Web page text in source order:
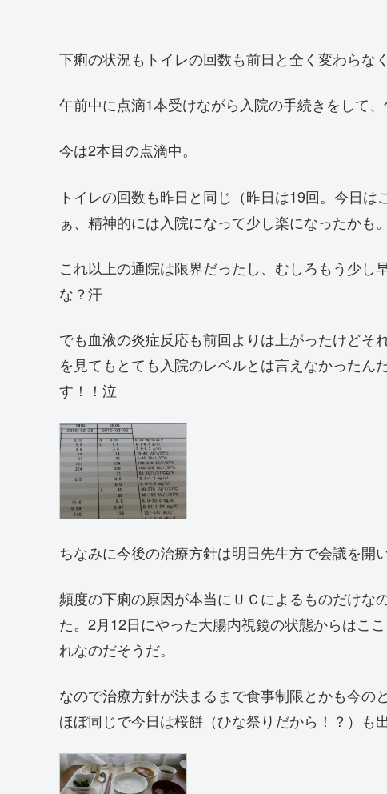
下痢の状況もトイレの回数も前日と全く変わらな
午前中に点滴1本受けながら入院の手続きをして、
今は2本目の点滴中。
トイレの回数も昨日と同じ（昨日は19回。今日
ぁ、精神的には入院になって少し楽になったかも。
これ以上の通院は限界だったし、むしろもう少
な？汗
でも血液の炎症反応も前回よりは上がったけど
を見てもとても入院のレベルとは言えなかった
す！！泣
ちなみに今後の治療方針は明日先生方で会議を開
頻度の下痢の原因が本当にＵＣによるものだけな
た。2月12日にやった大腸内視鏡の状態からはこ
れなのだそうだ。
なので治療方針が決まるまで食事制限とかも今の
ほぼ同じで今日は桜餅（ひな祭りだから！？）も